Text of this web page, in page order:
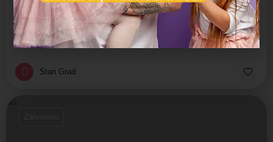
Škola vaterpola plivačkog kluba Swim Way
Škola vaterpola plivačkog kluba Swim Way Škola vaterpola plivačkog kluba Swim Way sa svojim stručnim kadrom…
Škola sporta
Stari Grad